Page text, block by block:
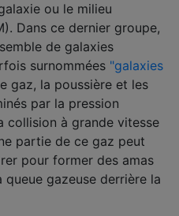
ou le milieu
Dans ce dernier groupe,
de galaxies
surnommées "galaxies
gaz, la poussière et les
par la pression
collision à grande vitesse
partie de ce gaz peut
pour former des amas
queue gazeuse derrière la